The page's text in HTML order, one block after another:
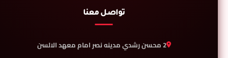
تواصل معنا
2 محسن رشدي مدينه نصر امام معهد الالسن